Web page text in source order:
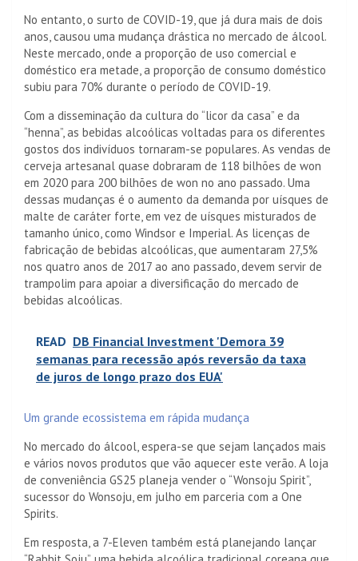
No entanto, o surto de COVID-19, que já dura mais de dois
anos, causou uma mudança drástica no mercado de álcool.
Neste mercado, onde a proporção de uso comercial e
doméstico era metade, a proporção de consumo doméstico
subiu para 70% durante o período de COVID-19.
Com a disseminação da cultura do “licor da casa” e da
“henna”, as bebidas alcoólicas voltadas para os diferentes
gostos dos indivíduos tornaram-se populares. As vendas de
cerveja artesanal quase dobraram de 118 bilhões de won
em 2020 para 200 bilhões de won no ano passado. Uma
dessas mudanças é o aumento da demanda por uísques de
malte de caráter forte, em vez de uísques misturados de
tamanho único, como Windsor e Imperial. As licenças de
fabricação de bebidas alcoólicas, que aumentaram 27,5%
nos quatro anos de 2017 ao ano passado, devem servir de
trampolim para apoiar a diversificação do mercado de
bebidas alcoólicas.
READ DB Financial Investment 'Demora 39
semanas para recessão após reversão da taxa
de juros de longo prazo dos EUA'
Um grande ecossistema em rápida mudança
No mercado do álcool, espera-se que sejam lançados mais
e vários novos produtos que vão aquecer este verão. A loja
de conveniência GS25 planeja vender o “Wonsoju Spirit”,
sucessor do Wonsoju, em julho em parceria com a One
Spirits.
Em resposta, a 7-Eleven também está planejando lançar